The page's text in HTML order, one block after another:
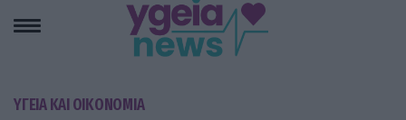
ΥΓΕΙΑ ΚΑΙ ΟΙΚΟΝΟΜΙΑ